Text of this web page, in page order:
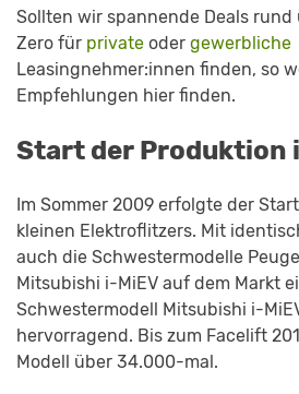
Sollten wir spannende Deals rund
Zero für private oder gewerbliche
Leasingnehmer:innen finden, so
Empfehlungen hier finden.
Start der Produktion
Im Sommer 2009 erfolgte der
kleinen Elektroflitzers. Mit
auch die Schwestermodelle
Mitsubishi i-MiEV auf dem Markt
Schwestermodell Mitsubishi i-
hervorragend. Bis zum Facelift
Modell über 34.000-mal.